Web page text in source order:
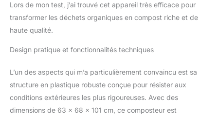
effet au fond. Le
matériau plastique dense
Faire du compost à partir
de déchets biologiques
domestique Biolan vous
fera économiser de
l'argent et protéger
l'environnement. Vous
Lors de mon test, j’ai trouvé cet appareil très efficace pour
transformer les déchets organiques en compost riche et de
haute qualité.
Design pratique et fonctionnalités techniques
L’un des aspects qui m’a particulièrement convaincu est sa
structure en plastique robuste conçue pour résister aux
conditions extérieures les plus rigoureuses. Avec des
dimensions de 63 x 68 x 101 cm, ce composteur est